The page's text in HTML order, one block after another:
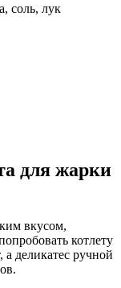
соль, лук
для жарки
вкусом,
котлету
а деликатес ручной